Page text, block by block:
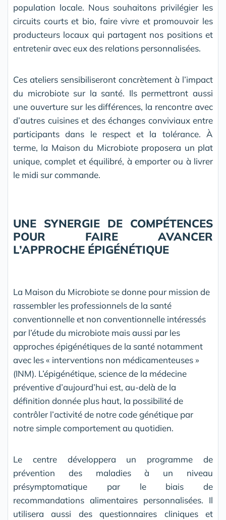
population locale. Nous souhaitons privilégier les
circuits courts et bio, faire vivre et promouvoir les
producteurs locaux qui partagent nos positions et
entretenir avec eux des relations personnalisées.
Ces ateliers sensibiliseront concrètement à l’impact
du microbiote sur la santé. Ils permettront aussi
une ouverture sur les différences, la rencontre avec
d’autres cuisines et des échanges conviviaux entre
participants dans le respect et la tolérance. À
terme, la Maison du Microbiote proposera un plat
unique, complet et équilibré, à emporter ou à livrer
le midi sur commande.
UNE SYNERGIE DE COMPÉTENCES
POUR FAIRE AVANCER
L’APPROCHE ÉPIGÉNÉTIQUE
La Maison du Microbiote se donne pour mission de
rassembler les professionnels de la santé
conventionnelle et non conventionnelle intéressés
par l’étude du microbiote mais aussi par les
approches épigénétiques de la santé notamment
avec les « interventions non médicamenteuses »
(INM). L’épigénétique, science de la médecine
préventive d’aujourd’hui est, au-delà de la
définition donnée plus haut, la possibilité de
contrôler l’activité de notre code génétique par
notre simple comportement au quotidien.
Le centre développera un programme de
prévention des maladies à un niveau
présymptomatique par le biais de
recommandations alimentaires personnalisées. Il
utilisera aussi des questionnaires cliniques et